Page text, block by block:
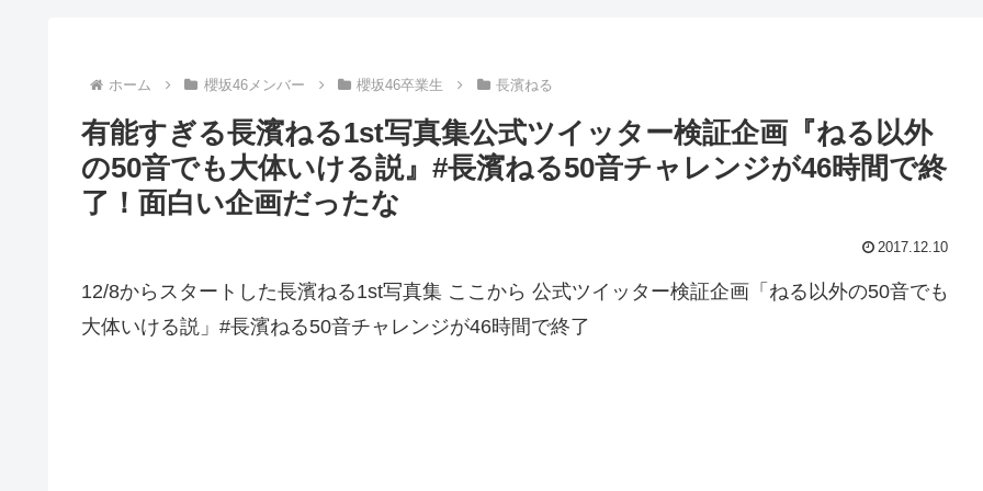
ホーム 櫻坂46メンバー 櫻坂46卒業生 長濱ねる
有能すぎる長濱ねる1st写真集公式ツイッター検証企画『ねる以外
の50音でも大体いける説』#長濱ねる50音チャレンジが46時間で終
了！面白い企画だったな
2017.12.10
12/8からスタートした長濱ねる1st写真集 ここから 公式ツイッター検証企画「ねる以外の50音でも
大体いける説」#長濱ねる50音チャレンジが46時間で終了